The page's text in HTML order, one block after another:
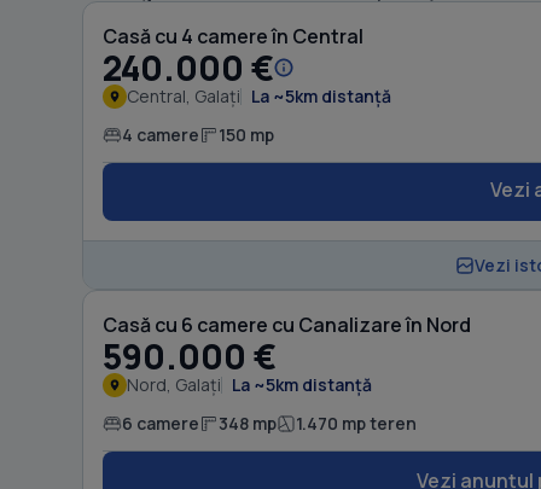
Casă cu 4 camere în Central
240.000 €
Central, Galați La ~5km distanță
4 camere 150 mp
Vezi
Vezi
Casă cu 6 camere cu Canalizare în Nord
590.000 €
Nord, Galați La ~5km distanță
6 camere 348 mp 1.470 mp teren
Vezi anunțul